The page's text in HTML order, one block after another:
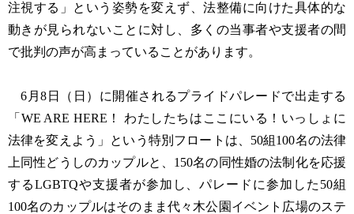
注視する」という姿勢を変えず、法整備に向けた具体的な
動きが見られないことに対し、多くの当事者や支援者の間
で批判の声が高まっていることがあります。
6月8日（日）に開催されるプライドパレードで出走する
「WE ARE HERE！ わたしたちはここにいる！いっしょに
法律を変えよう」という特別フロートは、50組100名の法律
上同性どうしのカップルと、150名の同性婚の法制化を応援
するLGBTQや支援者が参加し、パレードに参加した50組
100名のカップルはそのまま代々木公園イベント広場のステ